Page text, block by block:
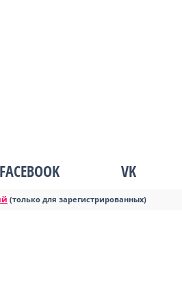
FACEBOOK VK
(только для зарегистрированных)